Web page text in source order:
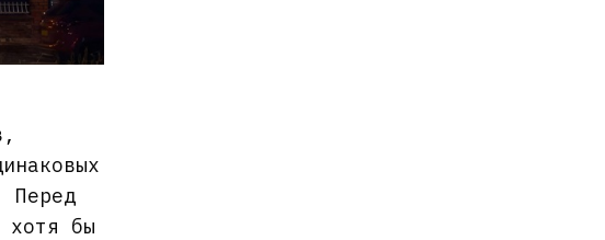
Перед
хотя бы